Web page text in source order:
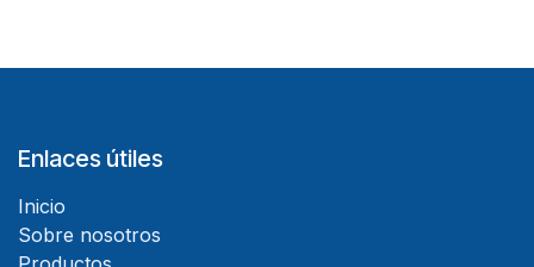
Enlaces útiles
Inicio
Sobre nosotros